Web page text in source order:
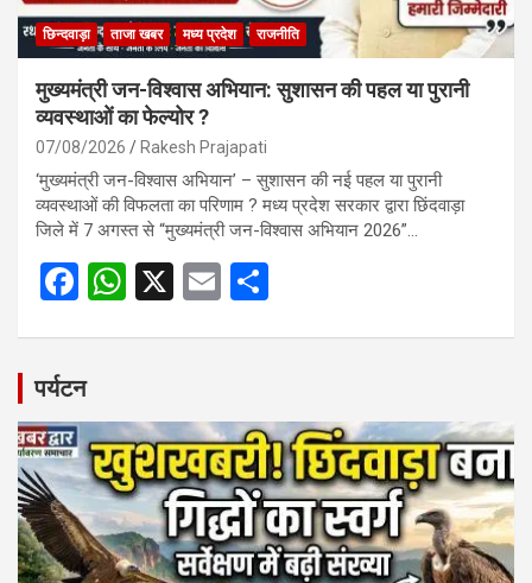
छिन्दवाड़ा ताजा खबर मध्य प्रदेश राजनीति
मुख्यमंत्री जन-विश्वास अभियान: सुशासन की पहल या पुरानी
व्यवस्थाओं का फेल्योर ?
07/08/2026 Rakesh Prajapati
‘मुख्यमंत्री जन-विश्वास अभियान’ – सुशासन की नई पहल या पुरानी
व्यवस्थाओं की विफलता का परिणाम ? मध्य प्रदेश सरकार द्वारा छिंदवाड़ा
जिले में 7 अगस्त से “मुख्यमंत्री जन-विश्वास अभियान 2026”…
F
b
o
o
k
W
A
p
p
X
E
पर्यटन